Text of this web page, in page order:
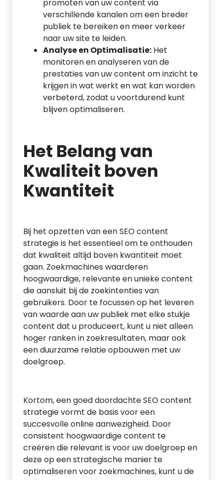
promoten van uw content via
verschillende kanalen om een breder
publiek te bereiken en meer verkeer
naar uw site te leiden.
Analyse en Optimalisatie: Het
monitoren en analyseren van de
prestaties van uw content om inzicht te
krijgen in wat werkt en wat kan worden
verbeterd, zodat u voortdurend kunt
blijven optimaliseren.
Het Belang van
Kwaliteit boven
Kwantiteit
Bij het opzetten van een SEO content
strategie is het essentieel om te onthouden
dat kwaliteit altijd boven kwantiteit moet
gaan. Zoekmachines waarderen
hoogwaardige, relevante en unieke content
die aansluit bij de zoekintenties van
gebruikers. Door te focussen op het leveren
van waarde aan uw publiek met elke stukje
content dat u produceert, kunt u niet alleen
hoger ranken in zoekresultaten, maar ook
een duurzame relatie opbouwen met uw
doelgroep.
Kortom, een goed doordachte SEO content
strategie vormt de basis voor een
succesvolle online aanwezigheid. Door
consistent hoogwaardige content te
creëren die relevant is voor uw doelgroep en
deze op een strategische manier te
optimaliseren voor zoekmachines, kunt u de